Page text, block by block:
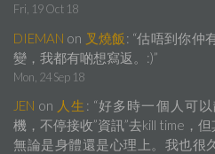
Fri, 19 Oct 18
DIEMAN on 叉燒飯 : “估唔到你仲
變，我都有啲想寫返。:)”
Mon, 24 Sep 18
JEN on 人生 : “好多時一個人可
機，不停接收”資訊”去kill time，
無論是身體還是心理上。我也很